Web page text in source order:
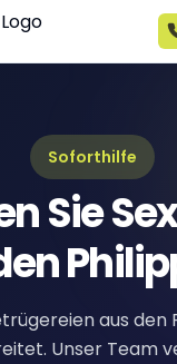
Soforthilfe
Sie
aus den
Unser Team